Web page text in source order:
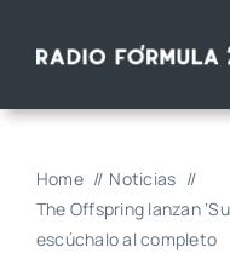
Home
Noticias
The Offspring lanzan
escúchalo al completo